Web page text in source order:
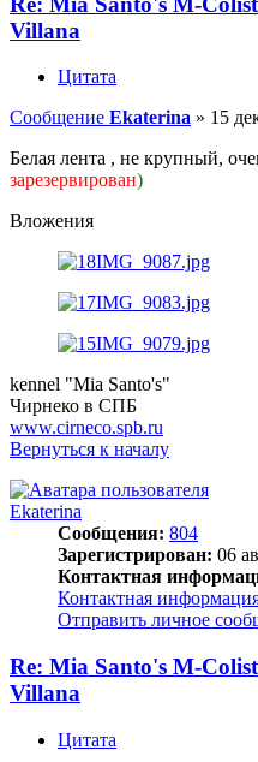
Villana
Цитата
Сообщение Ekaterina » 15
Белая лента , не крупный,
зарезервирован)
Вложения
kennel "Mia Santo's"
Чирнеко в СПБ
www.cirneco.spb.ru
Вернуться к началу
Ekaterina
Сообщения: 804
Зарегистрирован: 06
Контактная
Контактная
Отправить личное
Re: Mia Santo's M-
Villana
Цитата